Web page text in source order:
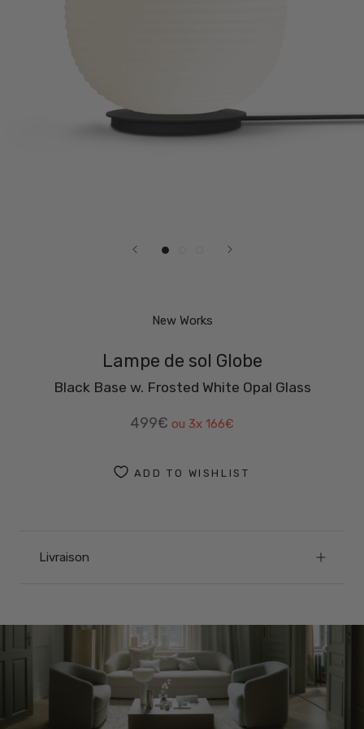
New Works
Lampe de sol Globe
Black Base w. Frosted White Opal Glass
499€ ou 3x 166€
ADD TO WISHLIST
Livraison